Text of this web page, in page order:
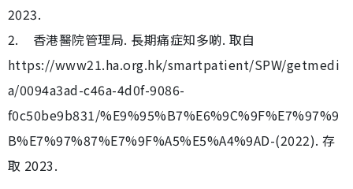
2023.
2. 香港醫院管理局. 長期痛症知多啲. 取自
https://www21.ha.org.hk/smartpatient/SPW/getmedi
a/0094a3ad-c46a-4d0f-9086-
f0c50be9b831/%E9%95%B7%E6%9C%9F%E7%97%9
B%E7%97%87%E7%9F%A5%E5%A4%9AD-(2022). 存
取 2023.